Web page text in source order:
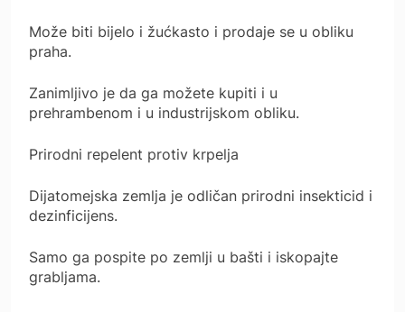
Može biti bijelo i žućkasto i prodaje se u obliku
praha.
Zanimljivo je da ga možete kupiti i u
prehrambenom i u industrijskom obliku.
Prirodni repelent protiv krpelja
Dijatomejska zemlja je odličan prirodni insekticid i
dezinficijens.
Samo ga pospite po zemlji u bašti i iskopajte
grabljama.